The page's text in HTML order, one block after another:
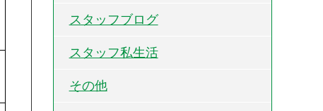
スタッフブログ
スタッフ私生活
その他